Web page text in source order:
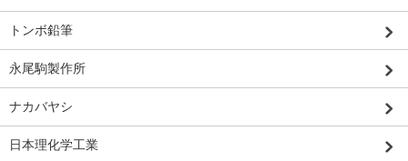
トンボ鉛筆
永尾駒製作所
ナカバヤシ
日本理化学工業